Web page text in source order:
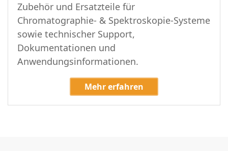
Zubehör und Ersatzteile für
Chromatographie- & Spektroskopie-Systeme
sowie technischer Support,
Dokumentationen und
Anwendungsinformationen.
Mehr erfahren